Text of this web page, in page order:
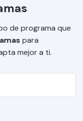
de programa que
para
mejor a ti.